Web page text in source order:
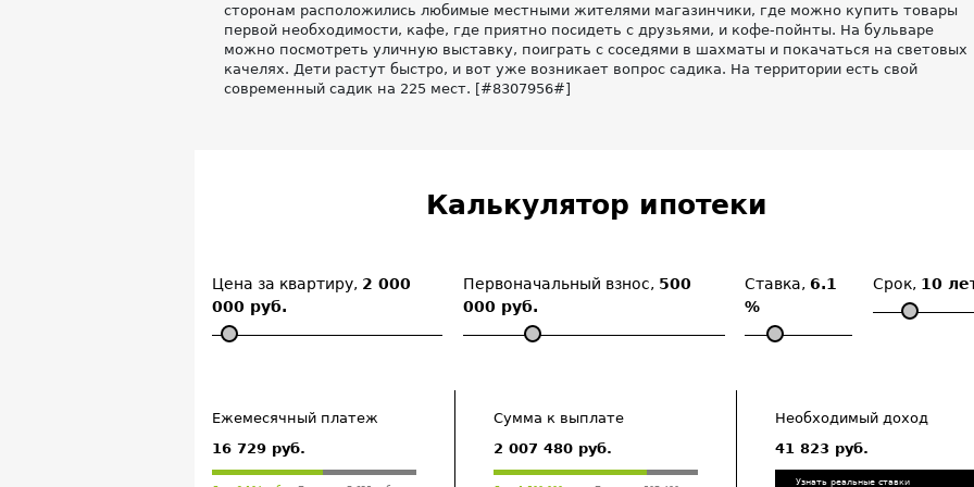
сторонам расположились любимые местными жителями магазинчики, где можно купить товары
первой необходимости, кафе, где приятно посидеть с друзьями, и кофе-пойнты. На бульваре
можно посмотреть уличную выставку, поиграть с соседями в шахматы и покачаться на световых
качелях. Дети растут быстро, и вот уже возникает вопрос садика. На территории есть свой
современный садик на 225 мест. [#8307956#]
Калькулятор ипотеки
Цена за квартиру, 2 000
000 руб.
Первоначальный взнос, 500
000 руб.
Ставка,6.1
%
Срок, 10
Ежемесячный платеж
16 729 руб.
Сумма к выплате
2 007 480 руб.
Необходимый доход
41 823 руб.
Узнать реальные ставки